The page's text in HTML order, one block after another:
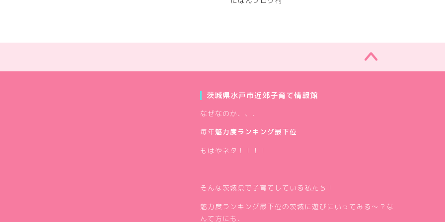
茨城県水戸市近郊子育て情報館
なぜなのか、、、
毎年魅力度ランキング最下位
もはやネタ！！！！
そんな茨城県で子育てしている私たち！
魅力度ランキング最下位の茨城に遊びにいってみる～？な
んて方にも、